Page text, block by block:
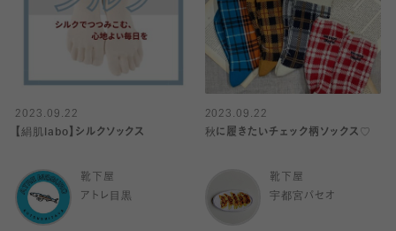
2023.09.22
【絹肌labo】シルクソックス
靴下屋
アトレ目黒
2023.09.22
秋に履きたいチェック柄ソックス♡
靴下屋
宇都宮パセオ